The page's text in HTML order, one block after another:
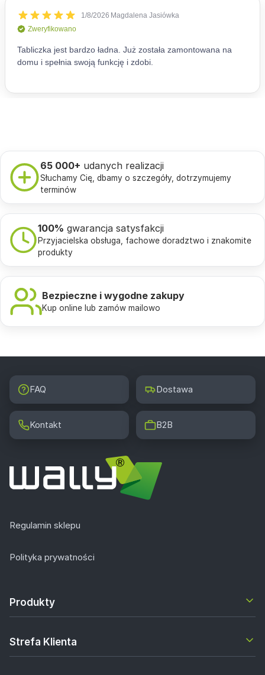
65 000+ udanych realizacji
Słuchamy Cię, dbamy o szczegóły, dotrzymujemy
terminów
100% gwarancja satysfakcji
Przyjacielska obsługa, fachowe doradztwo i znakomite
produkty
Bezpieczne i wygodne zakupy
Kup online lub zamów mailowo
FAQ Dostawa
Kontakt B2B
Regulamin sklepu
Polityka prywatności
Produkty
Strefa Klienta